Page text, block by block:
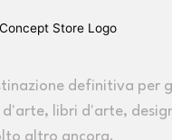
definitiva per
libri d'arte,
altro ancora.